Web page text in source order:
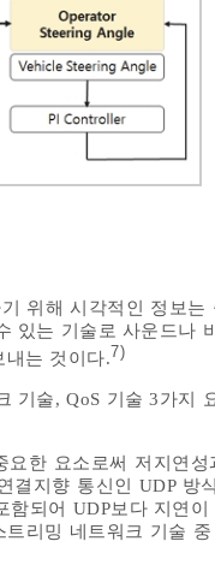
위해 시각적인 정보
있는 기술로 사운드나
내는 것이다.7)
기술, QoS 기술 3가지
요한 요소로써 저지연
결지향 통신인 UDP
함되어 UDP보다 지연
리밍 네트워크 기술